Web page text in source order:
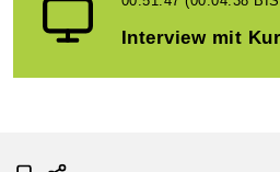
Interview mit